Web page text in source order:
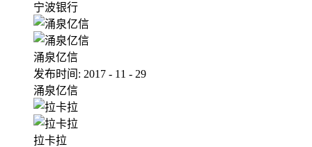
宁波银行
涌泉亿信
发布时间: 2017 - 11 - 29
涌泉亿信
拉卡拉